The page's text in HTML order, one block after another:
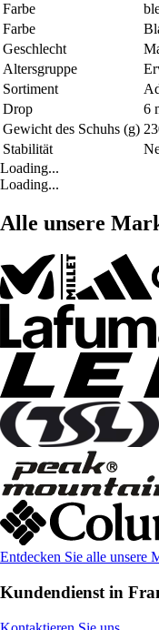
Farbe
Farbe
Geschlecht
Altersgruppe
Sortiment
Drop
6
Gewicht des Schuhs (g)
Stabilität
Loading...
Loading...
Alle unsere
Entdecken Sie alle unsere
Kundendienst in